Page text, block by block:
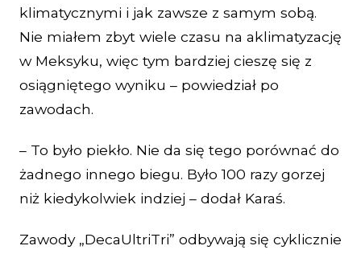
klimatycznymi i jak zawsze z samym sobą.
Nie miałem zbyt wiele czasu na aklimatyzację
w Meksyku, więc tym bardziej cieszę się z
osiągniętego wyniku – powiedział po
zawodach.
– To było piekło. Nie da się tego porównać do
żadnego innego biegu. Było 100 razy gorzej
niż kiedykolwiek indziej – dodał Karaś.
Zawody „DecaUltriTri” odbywają się cyklicznie